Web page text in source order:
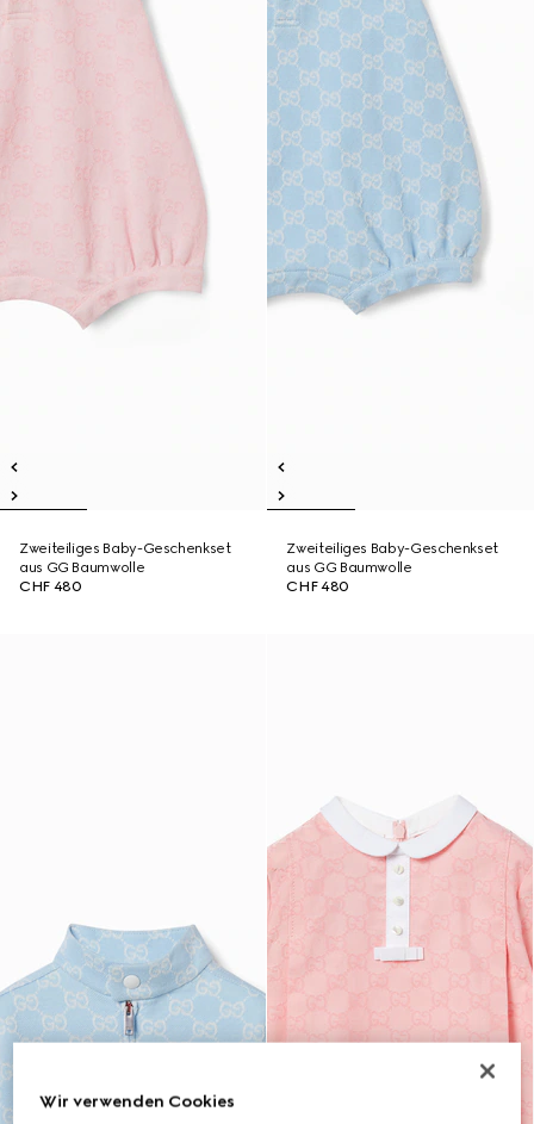
Zweiteiliges Baby-Geschenkset
aus GG Baumwolle
CHF 480
Zweiteiliges Baby-Geschenkset
aus GG Baumwolle
CHF 480
Wir verwenden Cookies